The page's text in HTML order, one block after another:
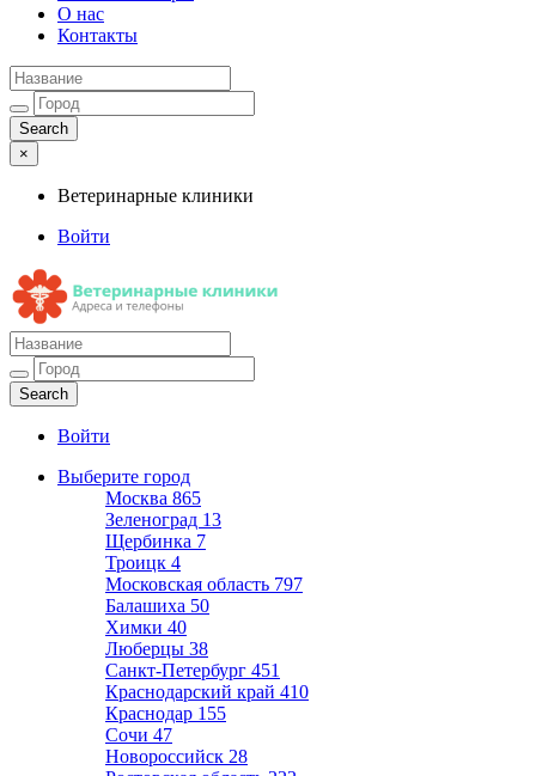
О нас
Контакты
×
Ветеринарные клиники
Войти
Ветеринарные клиники
Адреса и телефоны
Войти
Выберите город
Москва 865
Зеленоград 13
Щербинка 7
Троицк 4
Московская область 797
Балашиха 50
Химки 40
Люберцы 38
Санкт-Петербург 451
Краснодарский край 410
Краснодар 155
Сочи 47
Новороссийск 28